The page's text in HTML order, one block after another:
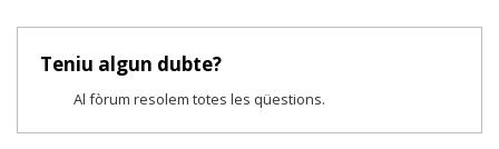
Teniu algun dubte?
Al fòrum resolem totes les qüestions.